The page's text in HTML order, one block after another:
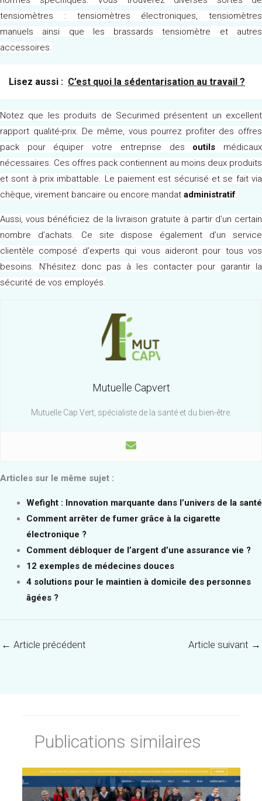
tensiomètres : tensiomètres électroniques, tensiomètres
manuels ainsi que les brassards tensiomètre et autres
accessoires.
Lisez aussi : C’est quoi la sédentarisation au travail ?
Notez que les produits de Securimed présentent un excellent
rapport qualité-prix. De même, vous pourrez profiter des offres
pack pour équiper votre entreprise des outils médicaux
nécessaires. Ces offres pack contiennent au moins deux produits
et sont à prix imbattable. Le paiement est sécurisé et se fait via
chèque, virement bancaire ou encore mandat administratif.
Aussi, vous bénéficiez de la livraison gratuite à partir d’un certain
nombre d’achats. Ce site dispose également d’un service
clientèle composé d’experts qui vous aideront pour tous vos
besoins. N’hésitez donc pas à les contacter pour garantir la
sécurité de vos employés.
Mutuelle Capvert
Mutuelle Cap Vert, spécialiste de la santé et du bien-être.
Articles sur le même sujet :
Wefight : Innovation marquante dans l’univers de la santé
Comment arrêter de fumer grâce à la cigarette
électronique ?
Comment débloquer de l’argent d’une assurance vie ?
12 exemples de médecines douces
4 solutions pour le maintien à domicile des personnes
âgées ?
← Article précédent Article suivant →
Publications similaires